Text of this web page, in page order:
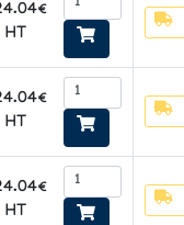
HT
HT
HT